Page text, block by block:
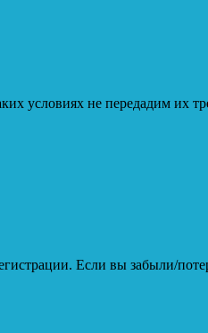
условиях не передадим их
Если вы забыли/